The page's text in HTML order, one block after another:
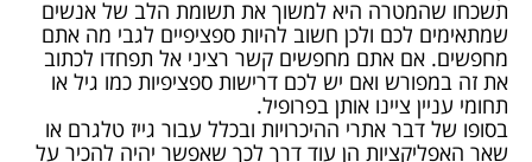
תשכחו שהמטרה היא למשוך את תשומת הלב של אנשים
שמתאימים לכם ולכן חשוב להיות ספציפיים לגבי מה אתם
מחפשים. אם אתם מחפשים קשר רציני אל תפחדו לכתוב
את זה במפורש ואם יש לכם דרישות ספציפיות כמו גיל או
תחומי עניין ציינו אותן בפרופיל.
בסופו של דבר אתרי ההיכרויות ובכלל עבור גייז טלגרם או
שאר האפליקציות הן עוד דרך לכך שאפשר יהיה להכיר על